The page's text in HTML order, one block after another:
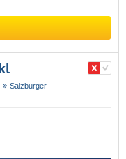
Salzburger